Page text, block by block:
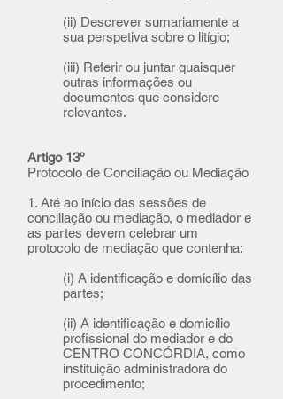
(ii) Descrever sumariamente a
sua perspetiva sobre o litígio;
(iii) Referir ou juntar quaisquer
outras informações ou
documentos que considere
relevantes.
Artigo 13º
Protocolo de Conciliação ou Mediação
1. Até ao início das sessões de
conciliação ou mediação, o mediador e
as partes devem celebrar um
protocolo de mediação que contenha:
(i) A identificação e domicílio das
partes;
(ii) A identificação e domicílio
profissional do mediador e do
CENTRO CONCÓRDIA, como
instituição administradora do
procedimento;